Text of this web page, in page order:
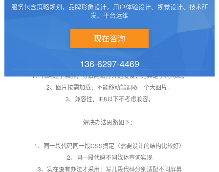
4.视觉统一，网站风格、导航、菜单基本一致，没有陌生感，容易使用；
5.兼容未知分辨率设备
6.可以嵌套进APP
1、代码过于臃肿，导致网站打开速度慢，尤其是手机网站。
2、图片按需加载，不能移动端调取一个大图片。
3、兼容性，IE8以下不考虑兼容。
解决办法思路如下：
1、同一段代码同一段CSS搞定（需要设计的结构比较好）
2、同一段代码不同媒体查询实现
3、实在没有办法才采用：写几段代码分别适配不同屏幕
服务包含策略规划，品牌形象设计，用户体验设计、视觉设计、技术研
发、平台运维
现在咨询
136-6297-4469